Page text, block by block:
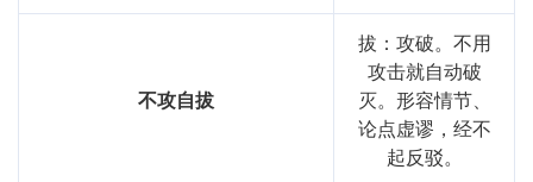
不攻自拔
拔：攻破。不用
攻击就自动破
灭。形容情节、
论点虚谬，经不
起反驳。